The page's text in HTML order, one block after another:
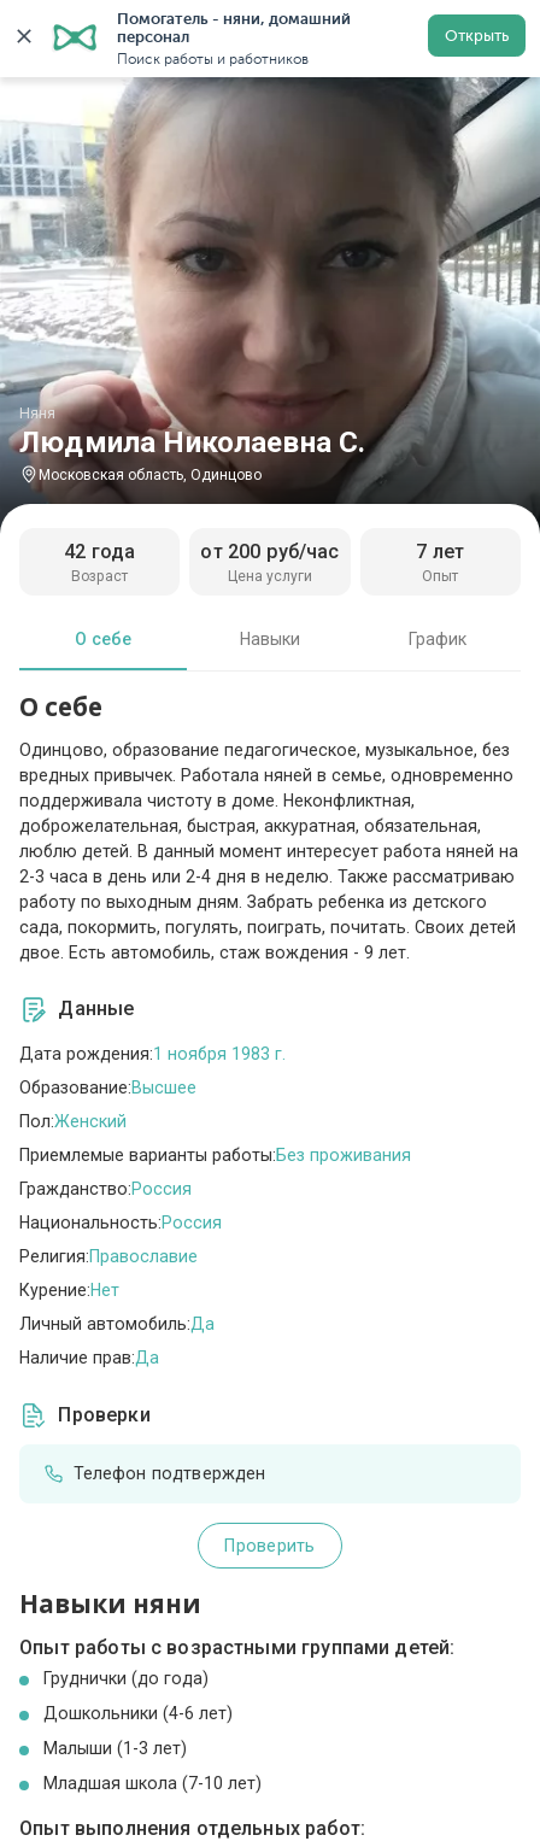
Помогатель - няни, домашний
персонал
Поиск работы и работников
Открыть
Главная Няни Няни в Московской области Няни
Людмила Николаевна С.
Няня
Московская область, Одинцово
Возраст
42 года
Цена услуги
от 200 руб/час
Опыт
7 лет
О себе Навыки График
О себе
Одинцово, образование педагогическое, музыкальное, без
вредных привычек. Работала няней в семье, одновременно
поддерживала чистоту в доме. Неконфликтная,
доброжелательная, быстрая, аккуратная, обязательная,
люблю детей. В данный момент интересует работа няней на
2-3 часа в день или 2-4 дня в неделю. Также рассматриваю
работу по выходным дням. Забрать ребенка из детского
сада, покормить, погулять, поиграть, почитать. Своих детей
двое. Есть автомобиль, стаж вождения - 9 лет.
Данные
Дата рождения:1 ноября 1983 г.
Образование:Высшее
Пол:Женский
Приемлемые варианты работы:Без проживания
Гражданство:Россия
Национальность:Россия
Религия:Православие
Курение:Нет
Личный автомобиль:Да
Наличие прав:Да
Проверки
Телефон подтвержден
Проверить
Навыки няни
Опыт работы с возрастными группами детей:
Груднички (до года)
Дошкольники (4-6 лет)
Малыши (1-3 лет)
Младшая школа (7-10 лет)
Опыт выполнения отдельных работ: